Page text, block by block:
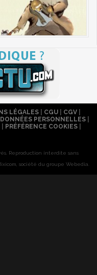
LÉGALES| CGU| CGV|
PERSONNELLES
PRÉFÉRENCE COOKIES
Reproduction interdite sans
société du groupe Webedia.